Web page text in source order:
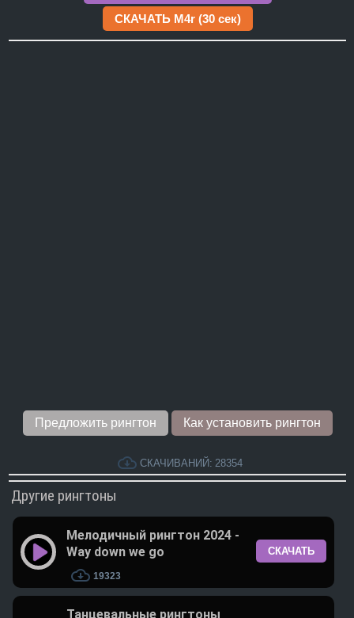
СКАЧАТЬ M4r (30 сек)
Предложить рингтон Как установить рингтон
СКАЧИВАНИЙ: 28354
Другие рингтоны
Мелодичный рингтон 2024 -
Way down we go
19323
СКАЧАТЬ
Танцевальные рингтоны